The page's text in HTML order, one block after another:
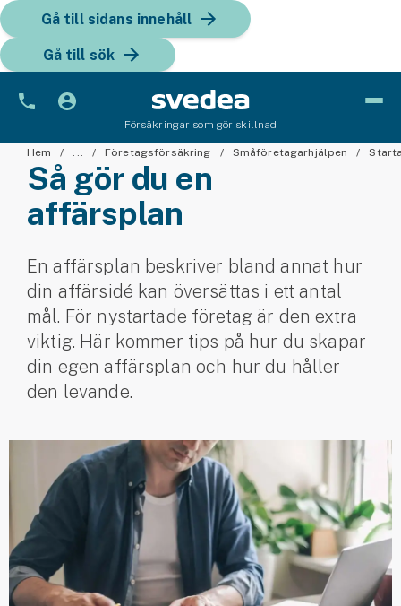
Gå till sidans innehåll
Gå till sök
Försäkringar som gör skillnad
Bil
Bilförsäkring
Fordon
Snöskoterförsäkring
ATV-försäkring
Släpvagnsförsäkring
Husvagnsförsäkring
Motorcykel
Mc-försäkring
Märkesförsäkringar
Båt
Hem ... Företagsförsäkring Småföretagarhjälpen
Så gör du en
affärsplan
En affärsplan beskriver bland annat hur
din affärsidé kan översättas i ett antal
mål. För nystartade företag är den extra
viktig. Här kommer tips på hur du skapar
din egen affärsplan och hur du håller
den levande.